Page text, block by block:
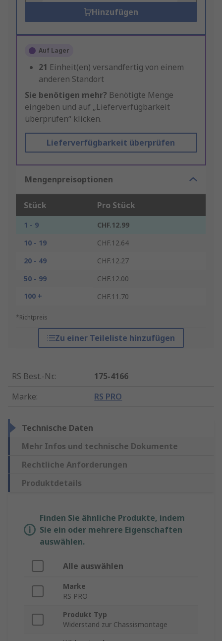
Hinzufügen
Auf Lager
21 Einheit(en) versandfertig von einem
anderen Standort
Sie benötigen mehr? Benötigte Menge
eingeben und auf „Lieferverfügbarkeit
überprüfen“ klicken.
Lieferverfügbarkeit überprüfen
Mengenpreisoptionen
Stück Pro Stück
1 - 9
CHF.12.99
10 - 19
CHF.12.64
20 - 49
CHF.12.27
50 - 99
CHF.12.00
100 +
CHF.11.70
*Richtpreis
Zu einer Teileliste hinzufügen
RS Best.-Nr.:
175-4166
Marke: RS PRO
Technische Daten
Mehr Infos und technische Dokumente
Rechtliche Anforderungen
Produktdetails
Finden Sie ähnliche Produkte, indem
Sie ein oder mehrere Eigenschaften
auswählen.
Alle auswählen
Marke
RS PRO
Produkt Typ
Widerstand zur Chassismontage